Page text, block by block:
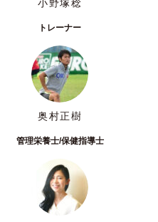
小野塚稔
トレーナー
奥村正樹
管理栄養士/保健指導士